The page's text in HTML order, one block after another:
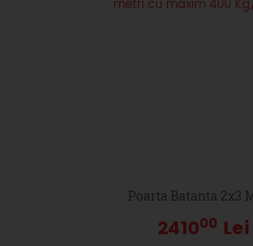
Poarta Batanta 2x3
241000 Lei